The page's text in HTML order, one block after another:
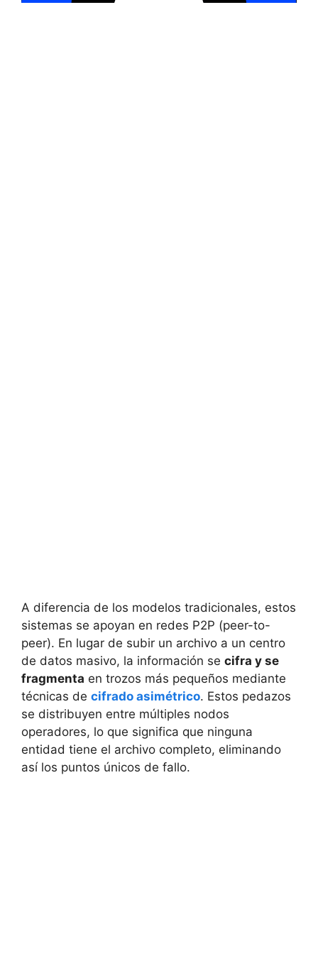
A diferencia de los modelos tradicionales, estos
sistemas se apoyan en redes P2P (peer-to-
peer). En lugar de subir un archivo a un centro
de datos masivo, la información se cifra y se
fragmenta en trozos más pequeños mediante
técnicas de cifrado asimétrico. Estos pedazos
se distribuyen entre múltiples nodos
operadores, lo que significa que ninguna
entidad tiene el archivo completo, eliminando
así los puntos únicos de fallo.